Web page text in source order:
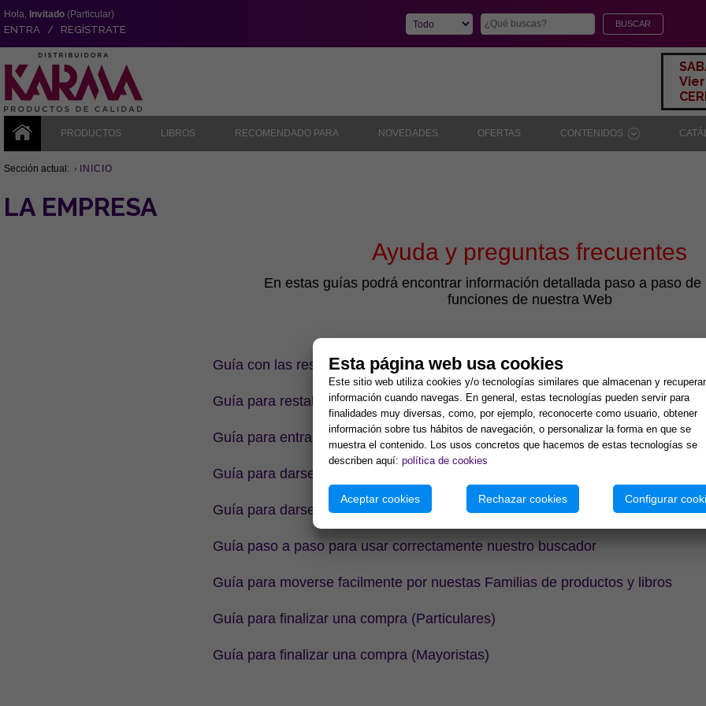
Hola, Invitado (Particular)
ENTRA / REGÍSTRATE
PRODUCTOS LIBROS RECOMENDADO PARA NOVEDADES OFERTAS CONTENIDOS
Sección actual: INICIO
LA EMPRESA
Ayuda y preguntas frecuentes
En estas guías podrá encontrar información detallada paso a paso de
funciones de nuestra Web
Guía con las respuestas a las preguntas más frecuentes
Guía para restablecer su Password si no lo recuerda
Guía para entrar con su usuario (tiene que estar registrado antes)
Guía para darse de alta paso a paso como cliente Particular
Guía para darse de alta paso a paso como cliente Mayorista
Guía paso a paso para usar correctamente nuestro buscador
Guía para moverse facilmente por nuestas Familias de productos y libros
Guía para finalizar una compra (Particulares)
Guía para finalizar una compra (Mayoristas)
Esta página web usa cookies
Este sitio web utiliza cookies y/o tecnologías similares que almacenan y
información cuando navegas. En general, estas tecnologías pueden servir para
finalidades muy diversas, como, por ejemplo, reconocerte como usuario, obtener
información sobre tus hábitos de navegación, o personalizar la forma en que se
muestra el contenido. Los usos concretos que hacemos de estas tecnologías se
describen aquí: política de cookies
Aceptar cookies Rechazar cookies Configurar